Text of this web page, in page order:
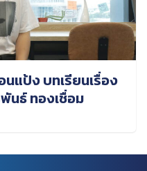
แป้ง บทเรียนเรื่อง
นธ์ ทองเชื่อม